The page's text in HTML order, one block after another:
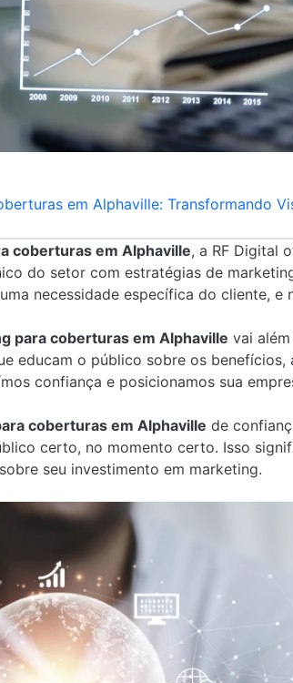
em Alphaville: Transformando
coberturas em Alphaville, a RF Digital
do setor com estratégias de
necessidade específica do cliente, e
para coberturas em Alphaville vai
educam o público sobre os benefícios,
confiança e posicionamos sua
coberturas em Alphaville de
certo, no momento certo. Isso
seu investimento em marketing.